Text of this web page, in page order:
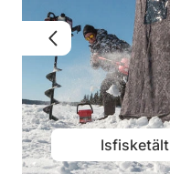
Isfisketält